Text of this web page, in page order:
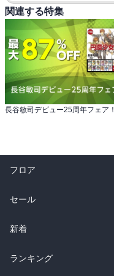
関連する特集
長谷敏司デビュー25周年フェア！
フロア
総合
ラノベ
雑誌・グラビア
セール
総合
ラノベ
新着
総合
ランキング